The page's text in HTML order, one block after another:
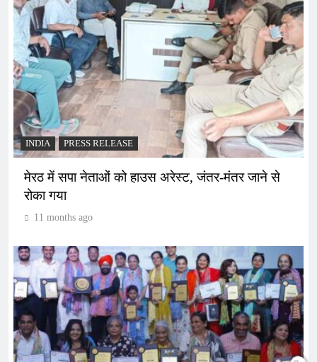
INDIA PRESS RELEASE
मेरठ में सपा नेताओं को हाउस अरेस्ट, जंतर-मंतर जाने से
रोका गया
11 months ago